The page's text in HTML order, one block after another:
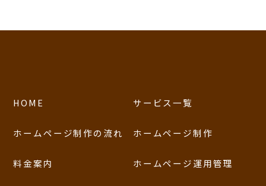
HOME
ホームページ制作の流れ
料金案内
サービス一覧
ホームページ制作
ホームページ運用管理